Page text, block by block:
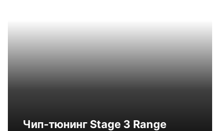
Чип-тюнинг Stage 3 Range